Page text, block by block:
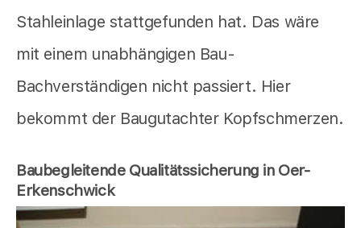
Stahleinlage stattgefunden hat. Das wäre
mit einem unabhängigen Bau-
Bachverständigen nicht passiert. Hier
bekommt der Baugutachter Kopfschmerzen.
Baubegleitende Qualitätssicherung in Oer-
Erkenschwick